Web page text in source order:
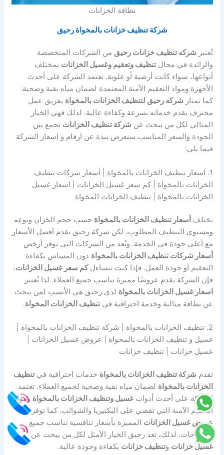
نظافة الخزانات
شركة تنظيف خزانات بالمخواة رحيق
تُعتبر شركه تنظيف خزانات رحيق من الشركات المتخصصة
والرائدة في مجالتنظيف وتعقيم وغسيل الخزانات بمختلف
أنواعها، سواء كانت أرضية أو علوية. تعتمد الشركة على أحدث
الأجهزة ومواد التعقيم الآمنة المعتمدة لضمان مياه نقية وصحية.
كما تمتاز شركه رحيق لتنظيف الخزانات بالمخواة بفريق عمل
محترف يقدم خدماته بسرعة وكفاءة عالية. لذلك فهي الخيار
المثالي لكل من يبحث عن شركة تنظيف الخزانات تجمع بين
الجودة والسعر المناسب.سنعرض نبذة عن ارقام و اسعار الشركة
فيما يلي:
1. اسعار تنظيف الخزانات بالمخواة | أسعار شركات تنظيف
الخزانات بالمخواة | كم سعر غسيل الخزانات | اسعار غسيل
الخزانات بالمخواة | تنظيف الخزانات المخواة
تختلف أسعار تنظيف الخزانات بالمخواة حسب حجم الخزان ونوعه
ومستوى التنظيف المطلوب، لكن شركة رحيق تقدم أفضل الأسعار
مع أعلى جودة في الخدمة. وتُعد من الشركات التي توفر أرخص
أسعار شركات تنظيف الخزانات بالمخواة دون المساس بكفاءة
التعقيم أو جودة العمل. فإذا كنت تتساءلكم سعر غسيل الخزانات،
فإن الشركة تقدم عروضًا مميزة تناسب جميع العملاء. لذا تُعتبر
اسعار غسيل الخزانات بالمخواة لدى رحيق هي الأنسب لمن يبحث
عن نظافة مثالية وخدمة احترافية فيتنظيف الخزانات المخواة.
2. تنظيف الخزانات بالمخواة | شركة تنظيف الخزانات بالمخواة |
غسيل و تنظيف الخزانات بالمخواة | عروض غسيل الخزانات |
غسيل خزانات | تنظيف خزانات
تقدم شركة تنظيف الخزانات بالمخواة خدمات احترافية فيتنظيف
الخزانات بالمخواة لضمان مياه نقية وصحية لجميع العملاء. تعتمد
الشركة على أحدث أدواتغسيل وتنظيف الخزانات بالمخواة ومواد
التعقيم الآمنة التي تقضي على البكتيريا والشوائب. كما توفر
عروض غسيل الخزانات المميزة بأسعار تنافسية تناسب جميع
الاحتياجات. لذلك، تعد رحيق الخيار الأمثل لكل من يبحث عن
غسيل خزانات وتنظيف خزانات بكفاءة وجودة عالية.